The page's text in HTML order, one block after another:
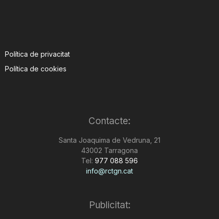
Política de privacitat
Política de cookies
Contacte:
Santa Joaquima de Vedruna, 21
43002 Tarragona
Tel: 977 088 596
info@rctgn.cat
Publicitat: